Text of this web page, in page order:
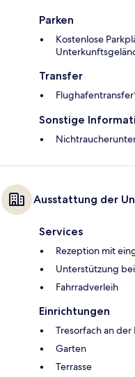
Parken
Kostenlose
Transfer
Sonstige
Ausstattung der
Services
Rezeption mit
Unterstützung
Fahrradverleih
Einrichtungen
Tresorfach an der
Garten
Terrasse